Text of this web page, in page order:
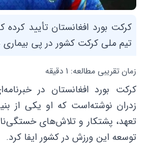
کرکت بورد افغانستان تأیید کرده
تیم ملی کرکت کشور در پی
زمان تقریبی مطالعه: 1 دقیقه
کرکت بورد افغانستان در
زدران نوشته‌است که او یکی از
تعهد، پشتکار و تلاش‌های
توسعه این ورزش در کشور ایفا کرد.